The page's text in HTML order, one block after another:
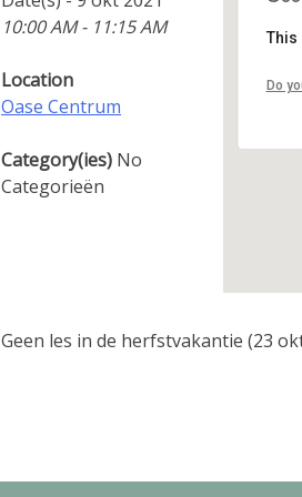
This
Do
10:00 AM - 11:15 AM
Location
Oase Centrum
Category(ies) No
Categorieën
Geen les in de herfstvakantie (23